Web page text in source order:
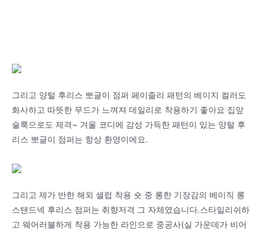
그리고 양털 후리스 뽀글이 점퍼 페이즐리 패턴의 베이지 컬러도
화사하고 따뜻한 무드가 느껴져 데일리로 착용하기 좋아요 집앞
술룩으로도 제격~ 겨울 코디에 감성 가득한 패턴이 있는 양털 후
리스 뽀글이 점퍼는 항상 환영이에요.
그리고 제가 반한 해외 셀럽 착용 숏 중 롱한 기장감의 베이직 롱
스탠드넥 후리스 점퍼는 취향저격 그 자체였습니다.스타일리쉬하
고 웨어러블하게 착용 가능한 라인으로 중공사(실 가운데가 비어